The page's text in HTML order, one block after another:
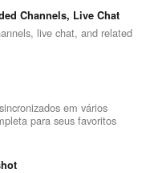
Channels, Live Chat
live chat, and related
em vários
para seus favoritos